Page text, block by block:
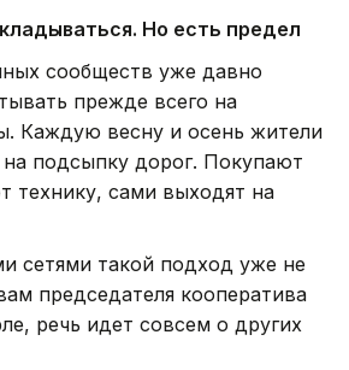
Но есть предел
сообществ уже давно
прежде всего на
Каждую весну и осень жители
подсыпку дорог. Покупают
технику, сами выходят на
сетями такой подход уже не
председателя кооператива
речь идет совсем о других